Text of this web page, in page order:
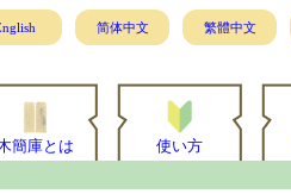
简体中文 繁體中文
簡庫とは 使い方